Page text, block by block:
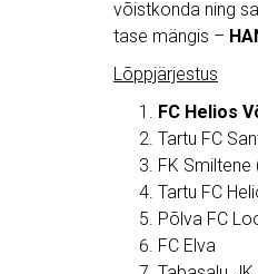
võistkonda ning
tase mängis –
Lõppjärjestus
FC Helios
Tartu FC
FK Smiltene
Tartu FC
Põlva FC
FC Elva